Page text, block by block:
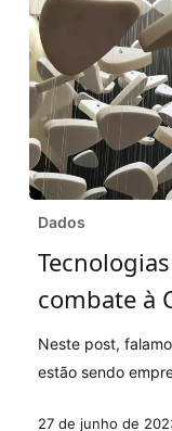
SADA
Tecnologias
aliadas
no
COVID-
Dados
combate à
Neste post,
estão sendo
27 de junho de